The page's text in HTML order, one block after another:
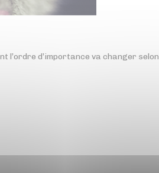
l’ordre d’importance va changer selon